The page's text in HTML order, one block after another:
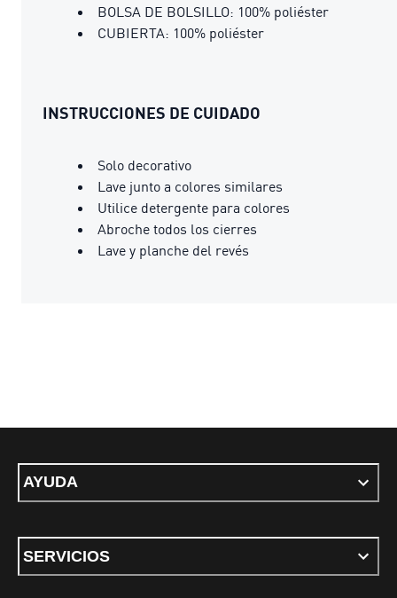
BOLSA DE BOLSILLO: 100% poliéster
CUBIERTA: 100% poliéster
INSTRUCCIONES DE CUIDADO
Solo decorativo
Lave junto a colores similares
Utilice detergente para colores
Abroche todos los cierres
Lave y planche del revés
AYUDA
SERVICIOS